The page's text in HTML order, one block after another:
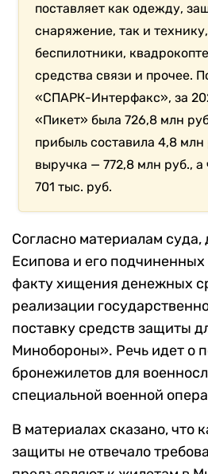
поставляет как одежду,
снаряжение, так и
беспилотники,
средства связи и прочее.
«СПАРК-Интерфакс», за
«Пикет» была 726,8 млн
прибыль составила 4,8 млн
выручка — 772,8 млн руб.,
701 тыс. руб.
Согласно материалам
Есипова и его
факту хищения денежных
реализации
поставку средств защиты
Минобороны». Речь идет о
бронежилетов для
специальной военной
В материалах сказано, что
защиты не отвечало